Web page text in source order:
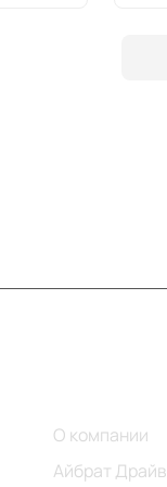
О компании
Айбрат Драйв